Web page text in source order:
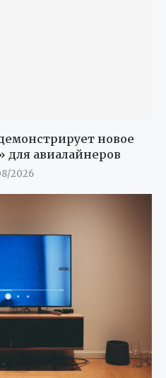
новое
для авиалайнеров
2026